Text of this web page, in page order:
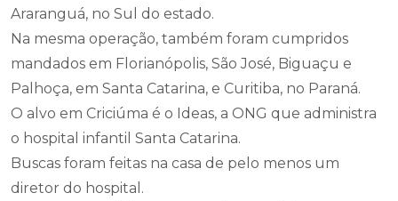
Araranguá, no Sul do estado.
Na mesma operação, também foram cumpridos
mandados em Florianópolis, São José, Biguaçu e
Palhoça, em Santa Catarina, e Curitiba, no Paraná.
O alvo em Criciúma é o Ideas, a ONG que administra
o hospital infantil Santa Catarina.
Buscas foram feitas na casa de pelo menos um
diretor do hospital.